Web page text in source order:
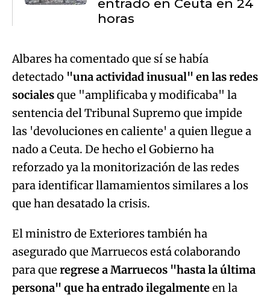
entrado en Ceuta en 24
horas
Albares ha comentado que sí se había
detectado "una actividad inusual" en las redes
socialesque "amplificaba y modificaba" la
sentencia del Tribunal Supremo que impide
las 'devoluciones en caliente' a quien llegue a
nado a Ceuta. De hecho el Gobierno ha
reforzado ya la monitorización de las redes
para identificar llamamientos similares a los
que han desatado la crisis.
El ministro de Exteriores también ha
asegurado que Marruecos está colaborando
para que regrese a Marruecos "hasta la última
persona" que ha entrado ilegalmenteen la